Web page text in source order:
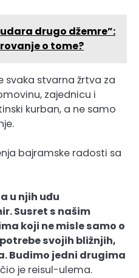
drugo džemre”:
o tome?
svaka stvarna žrtva za
zajednicu i
kurban, a ne samo
bajramske radosti sa
u njih uđu
Susret s našim
koji ne misle samo o
svojih bližnjih,
Budimo jedni drugima
je reisul-ulema.